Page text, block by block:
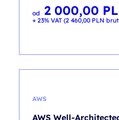
od 2 000,00
+ 23% VAT (2 460,00 PLN
AWS
AWS Well-